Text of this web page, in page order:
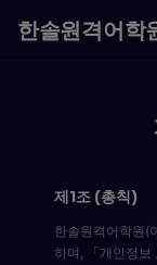
한솔원격어학
제1조 (총칙)
한솔원격어학원(
하며, 「개인정보